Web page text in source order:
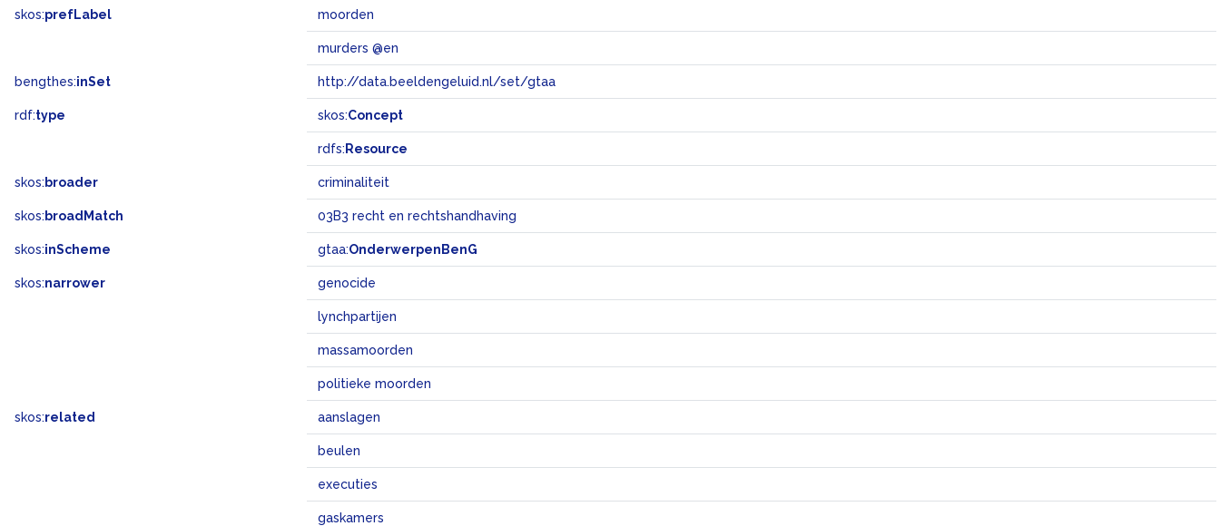
skos:prefLabel moorden
murders @en
bengthes:inSet http://data.beeldengeluid.nl/set/gtaa
rdf:type skos:Concept
rdfs: Resource
skos: broader criminaliteit
skos: broadMatch 03B3 recht en rechtshandhaving
skos:inScheme gtaa:OnderwerpenBenG
skos:narrower genocide
lynchpartijen
massamoorden
politieke moorden
skos:related aanslagen
beulen
executies
gaskamers